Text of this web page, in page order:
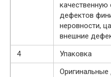
качественную
дефектов
неровности,
внешние
4
Упаковка
Оригинальные